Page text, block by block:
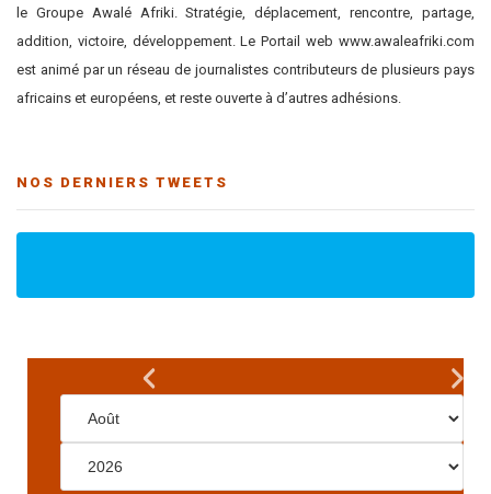
le Groupe Awalé Afriki. Stratégie, déplacement, rencontre, partage,
addition, victoire, développement. Le Portail web www.awaleafriki.com
est animé par un réseau de journalistes contributeurs de plusieurs pays
africains et européens, et reste ouverte à d’autres adhésions.
NOS DERNIERS TWEETS